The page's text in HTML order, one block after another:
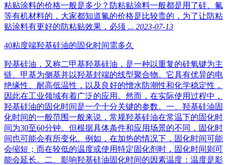
粘贴涂料的价格一般是多少？防粘贴涂料一般都是用了硅、氟
等有机材料的，大家都知道氟的价格是比较贵的，为了让防粘
贴涂料有更好的防粘贴效果，必须 ... 2023-07-13
40粘度端羟基硅油的固化时间需多久
羟基硅油，又称二甲基羟基硅油，是一种以重复的硅氧键为主
链、甲基为侧基并以羟基封端的线型聚合物。它具有优异的电
绝缘性、耐高低温性，以及良好的憎水防潮性和化学稳定性，
因此在工业领域有着广泛的应用。然而，在实际使用过程中，
羟基硅油的固化时间是一个十分关键的参数。一、羟基硅油固
化时间的一般范围一般来说，常规羟基硅油在常温下的固化时
间为30至60分钟。但根据具体条件和应用场景的不同，固化时
间也可能会有所变化。例如，在加热的情况下，固化时间可能
会缩短；而在较低的温度或使用特定固化剂时，固化时间则可
能会延长。二、影响羟基硅油固化时间的因素温度：温度是影